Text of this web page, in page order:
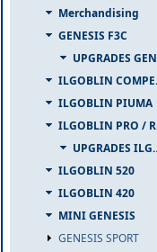
Merchandising
GENESIS F3C
UPGRADES GENESIS F3C
ILGOBLIN COMPETIZIONE
ILGOBLIN PIUMA
ILGOBLIN PRO / RAW 700
UPGRADES ILGOBLIN PRO / RAW 700
ILGOBLIN 520
ILGOBLIN 420
MINI GENESIS
GENESIS SPORT